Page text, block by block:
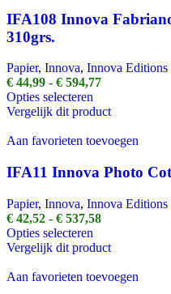
Deze
worden
op
de
productpagina
IFA108 Innova
310grs.
Papier, Innova, Innova Editions
€ 44,99 - € 594,77Prijsklasse:
tot
Opties selecteren
product
meerdere
Deze
gekozen
worden
op
de
productpagina
Vergelijk dit product
Aan favorieten toevoegen
IFA11 Innova Photo
Papier, Innova, Innova Editions
€ 42,52 - € 537,58Prijsklasse:
tot
Opties selecteren
product
meerdere
Vergelijk dit product
Aan favorieten toevoegen